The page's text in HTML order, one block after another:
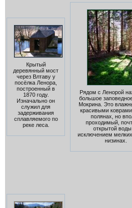
Крытый
деревянный мост
через Влтаву у
посёлка Ленора,
построенный в
1870 году.
Изначально он
служил для
задерживания
сплавляемого по
реке леса.
Рядом с Ленорой
большое
Мокрина. Это
красивыми
полянах, но
проходимый,
открытой воды
исключением
низинах.